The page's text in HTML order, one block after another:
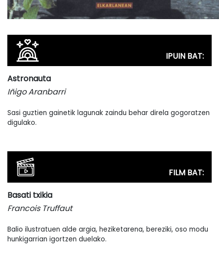
IPUIN BAT:
Astronauta
Iñigo Aranbarri
Sasi guztien gainetik lagunak zaindu behar direla gogoratzen
digulako.
FILM BAT:
Basati txikia
Francois Truffaut
Balio ilustratuen alde argia, heziketarena, bereziki, oso modu
hunkigarrian igortzen duelako.